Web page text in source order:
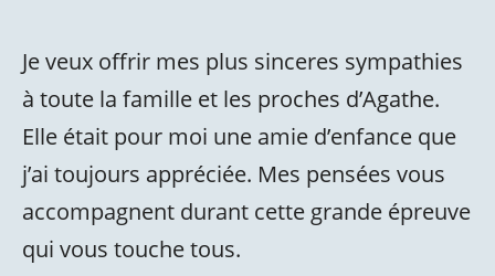
Je veux offrir mes plus sinceres sympathies
à toute la famille et les proches d’Agathe.
Elle était pour moi une amie d’enfance que
j’ai toujours appréciée. Mes pensées vous
accompagnent durant cette grande épreuve
qui vous touche tous.